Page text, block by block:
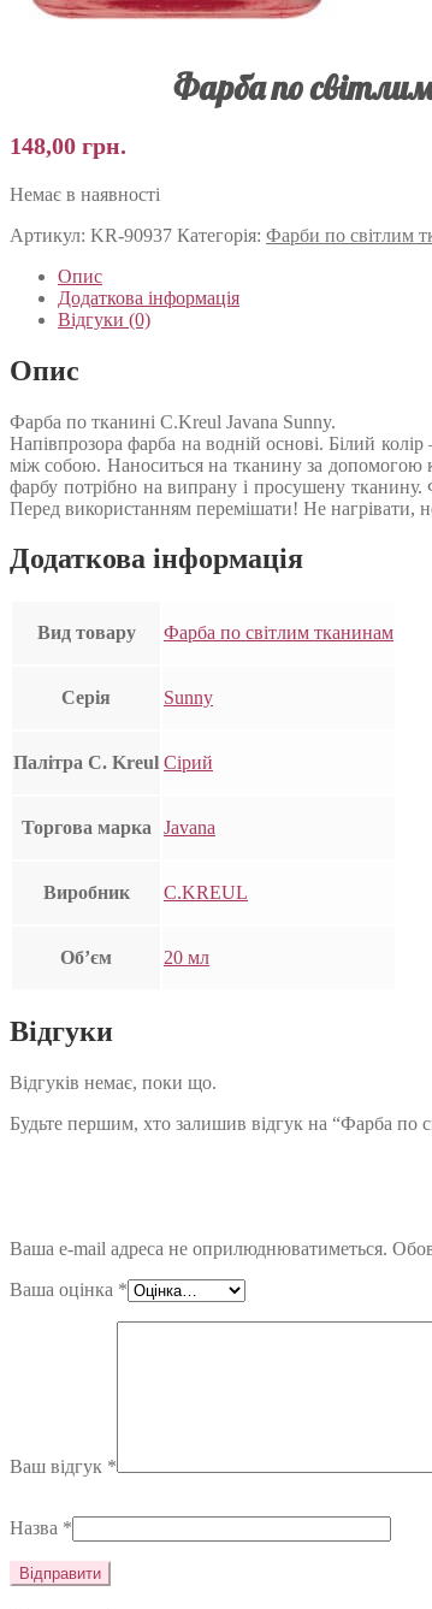
Фарба по
148,00 грн.
Немає в наявності
Артикул: KR-90937 Категорія: Фарби по світлим
Опис
Додаткова інформація
Відгуки (0)
Опис
Фарба по тканині C.Kreul Javana Sunny.
Напівпрозора фарба на водній основі. Білий
між собою. Наноситься на тканину за допомогою
фарбу потрібно на випрану і просушену тканину.
Перед використанням перемішати! Не нагрівати,
Додаткова інформація
Вид товару Фарба по світлим тканинам
Серія Sunny
Палітра C. Kreul Сірий
Торгова марка Javana
Виробник C.KREUL
Об’єм 20 мл
Відгуки
Відгуків немає, поки що.
Будьте першим, хто залишив відгук на “Фарба по
Ваша e-mail адреса не оприлюднюватиметься.
Ваша оцінка *
Ваш відгук *
Назва *